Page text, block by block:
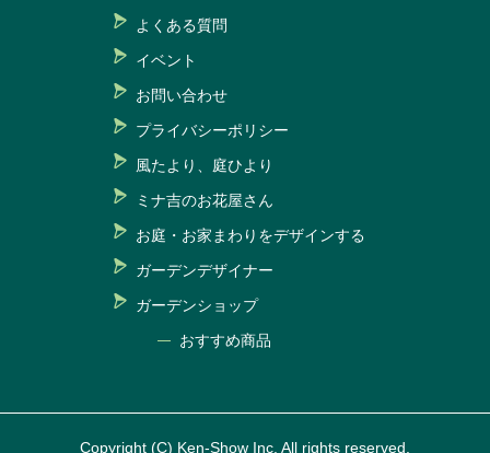
よくある質問
イベント
お問い合わせ
プライバシーポリシー
風たより、庭ひより
ミナ吉のお花屋さん
お庭・お家まわりをデザインする
ガーデンデザイナー
ガーデンショップ
おすすめ商品
Copyright (C) Ken-Show Inc. All rights reserved.